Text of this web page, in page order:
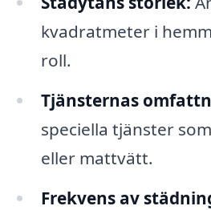
kvadratmeter i
roll.
Tjänsternas
speciella tjänster
eller mattvätt.
Frekvens av